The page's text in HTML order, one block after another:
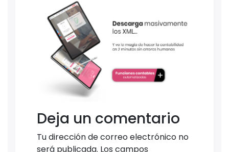
Deja un comentario
Tu dirección de correo electrónico no
será publicada. Los campos